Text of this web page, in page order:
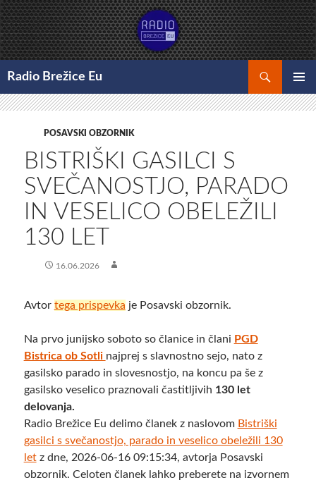
Preskoči
na
vsebino
Radio Brežice Eu
GLAVNI
MENI
POSAVSKI OBZORNIK
BISTRIŠKI GASILCI S
SVEČANOSTJO, PARADO
IN VESELICO OBELEŽILI
130 LET
16.06.2026
Avtor tega prispevka je Posavski obzornik.
Na prvo junijsko soboto so članice in člani PGD
Bistrica ob Sotli najprej s slavnostno sejo, nato z
gasilsko parado in slovesnostjo, na koncu pa še z
gasilsko veselico praznovali častitljivih 130 let
delovanja.
Radio Brežice Eu delimo članek z naslovom Bistriški
gasilci s svečanostjo, parado in veselico obeležili 130
letz dne, 2026-06-16 09:15:34, avtorja Posavski
obzornik. Celoten članek lahko preberete na izvornem